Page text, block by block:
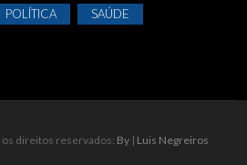
POLÍTICA SAÚDE
os direitos reservados: By | Luis Negreiros